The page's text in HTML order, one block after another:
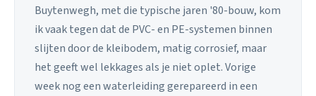
Buytenwegh, met die typische jaren '80-bouw, kom
ik vaak tegen dat de PVC- en PE-systemen binnen
slijten door de kleibodem, matig corrosief, maar
het geeft wel lekkages als je niet oplet. Vorige
week nog een waterleiding gerepareerd in een